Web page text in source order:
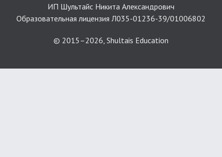
ИП Шультайс Никита Александрович
Образовательная лицензия Л035-01236-39/01006802
© 2015–2026, Shultais Education